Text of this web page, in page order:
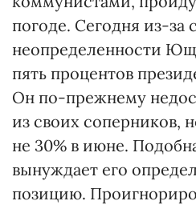
погоде. Сегодня из-за
неопределенности
пять процентов
Он по-прежнему
из своих соперников,
не 30% в июне.
вынуждает его
позицию.